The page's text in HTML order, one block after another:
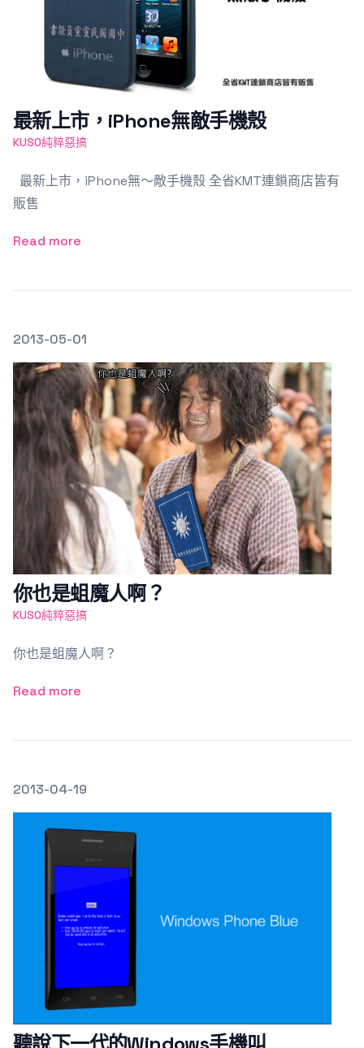
最新上市，iPhone無敵手機殼
KUSO純粹惡搞
最新上市，iPhone無～敵手機殼 全省KMT連鎖商店皆有
販售
Read more
發文於
2013-05-01
你也是蛆魔人啊？
KUSO純粹惡搞
你也是蛆魔人啊？
Read more
發文於
2013-04-19